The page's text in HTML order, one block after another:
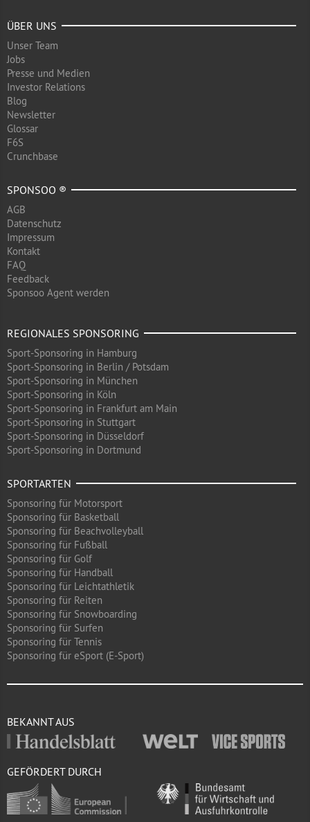
ÜBER UNS
Unser Team
Jobs
Presse und Medien
Investor Relations
Blog
Newsletter
Glossar
F6S
Crunchbase
SPONSOO ®
AGB
Datenschutz
Impressum
Kontakt
FAQ
Feedback
Sponsoo Agent werden
REGIONALES SPONSORING
Sport-Sponsoring in Hamburg
Sport-Sponsoring in Berlin / Potsdam
Sport-Sponsoring in München
Sport-Sponsoring in Köln
Sport-Sponsoring in Frankfurt am Main
Sport-Sponsoring in Stuttgart
Sport-Sponsoring in Düsseldorf
Sport-Sponsoring in Dortmund
SPORTARTEN
Sponsoring für Motorsport
Sponsoring für Basketball
Sponsoring für Beachvolleyball
Sponsoring für Fußball
Sponsoring für Golf
Sponsoring für Handball
Sponsoring für Leichtathletik
Sponsoring für Reiten
Sponsoring für Snowboarding
Sponsoring für Surfen
Sponsoring für Tennis
Sponsoring für eSport (E-Sport)
BEKANNT AUS
GEFÖRDERT DURCH